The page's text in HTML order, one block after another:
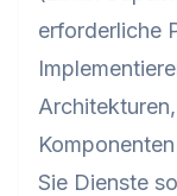
erforderliche
Sie Dienste